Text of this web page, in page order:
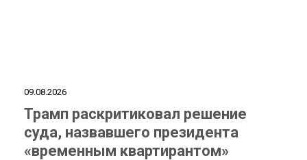
09.08.2026
Трамп раскритиковал решение
суда, назвавшего президента
«временным квартирантом»